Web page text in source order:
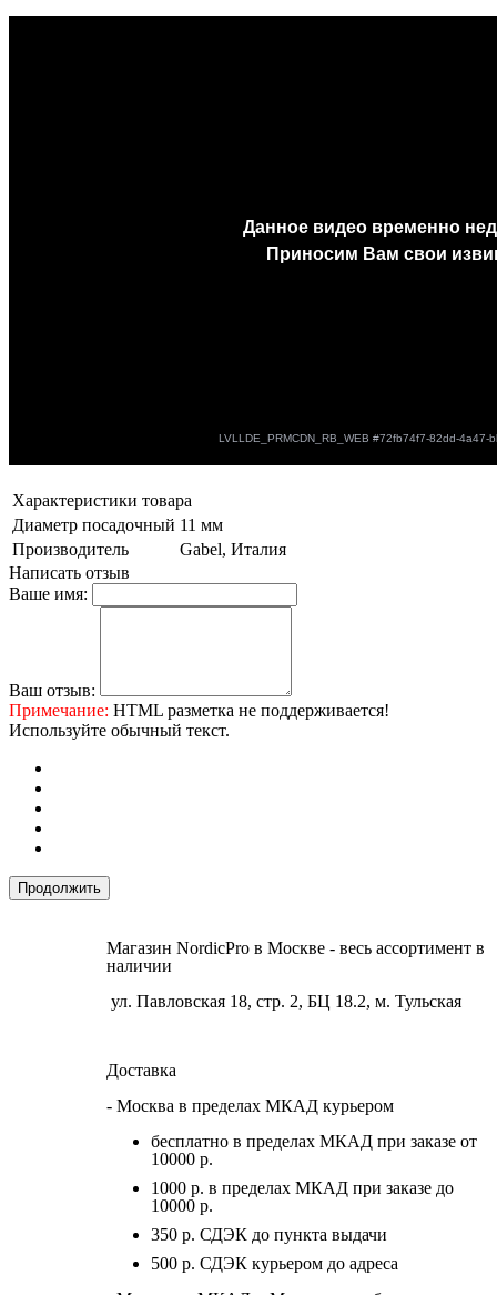
Характеристики товара
Диаметр посадочный 11 мм
Производитель
Gabel, Италия
Написать отзыв
Ваше имя:
Ваш отзыв:
Примечание: HTML разметка не поддерживается!
Используйте обычный текст.
Продолжить
Магазин NordicPro в Москве - весь ассортимент в
наличии
ул. Павловская 18, стр. 2, БЦ 18.2, м. Тульская
Доставка
- Москва в пределах МКАД курьером
бесплатно в пределах МКАД при заказе от
10000 р.
1000 р. в пределах МКАД при заказе до
10000 р.
350 р. СДЭК до пункта выдачи
500 р. СДЭК курьером до адреса